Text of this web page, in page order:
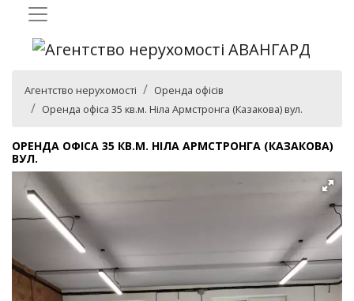
Агентство нерухомості
Оренда офісів
Оренда офіса 35 кв.м. Ніла Армстронга (Казакова) вул.
ОРЕНДА ОФІСА 35 КВ.М. НІЛА АРМСТРОНГА (КАЗАКОВА)
ВУЛ.